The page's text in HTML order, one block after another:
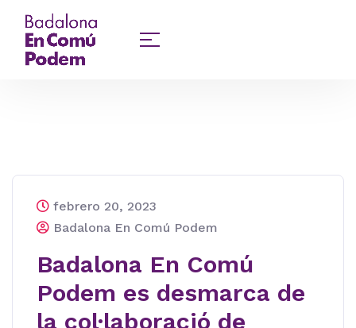
febrero 20, 2023
Badalona En Comú Podem
Badalona En Comú
Podem es desmarca de
la col·laboració de